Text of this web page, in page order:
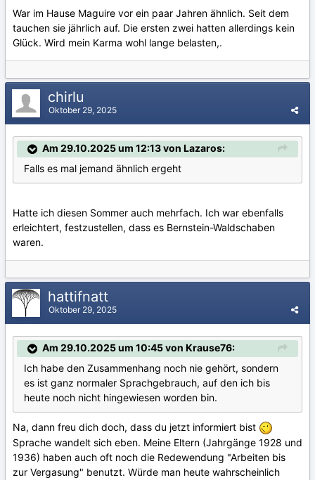
War im Hause Maguire vor ein paar Jahren ähnlich. Seit dem
tauchen sie jährlich auf. Die ersten zwei hatten allerdings kein
Glück. Wird mein Karma wohl lange belasten,.
chirlu
Oktober 29, 2025
Am 29.10.2025 um 12:13 von Lazaros:
Falls es mal jemand ähnlich ergeht
Hatte ich diesen Sommer auch mehrfach. Ich war ebenfalls
erleichtert, festzustellen, dass es Bernstein-Waldschaben
waren.
hattifnatt
Oktober 29, 2025
Am 29.10.2025 um 10:45 von Krause76:
Ich habe den Zusammenhang noch nie gehört, sondern
es ist ganz normaler Sprachgebrauch, auf den ich bis
heute noch nicht hingewiesen worden bin.
Na, dann freu dich doch, dass du jetzt informiert bist
Sprache wandelt sich eben. Meine Eltern (Jahrgänge 1928 und
1936) haben auch oft noch die Redewendung "Arbeiten bis
zur Vergasung" benutzt. Würde man heute wahrscheinlich